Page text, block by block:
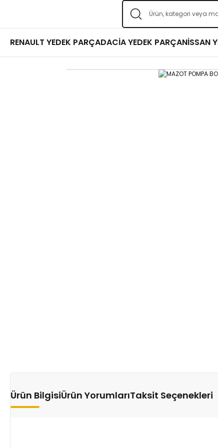
RENAULT YEDEK PARÇADACİA YEDEK PARÇANİSSAN
Ürün BilgisiÜrün YorumlarıTaksit Seçenekleri